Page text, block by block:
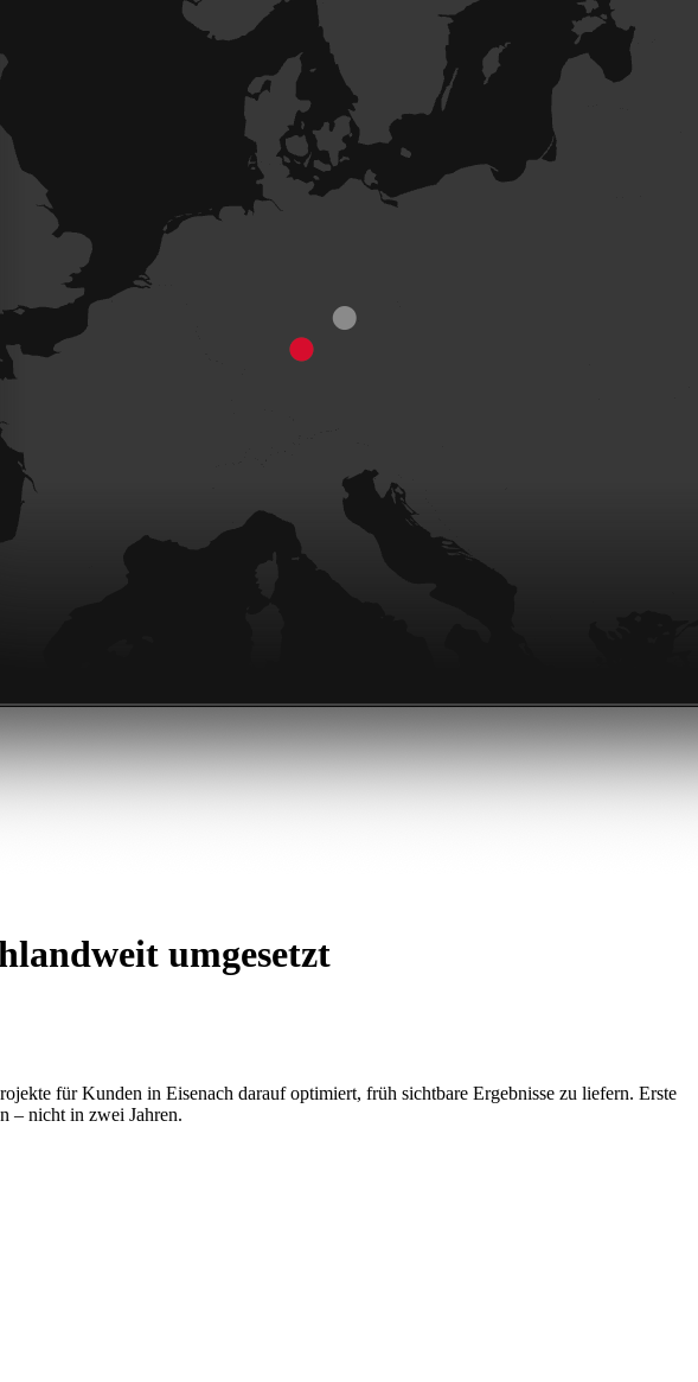
umgesetzt
für Kunden in Eisenach darauf optimiert, früh sichtbare Ergebnisse zu liefern. Erste
– nicht in zwei Jahren.